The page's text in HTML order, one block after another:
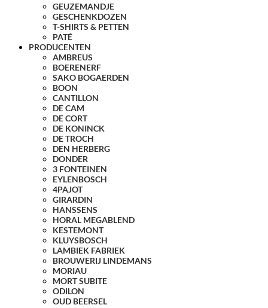
GEUZEMANDJE
GESCHENKDOZEN
T-SHIRTS & PETTEN
PATÉ
PRODUCENTEN
AMBREUS
BOERENERF
SAKO BOGAERDEN
BOON
CANTILLON
DE CAM
DE CORT
DE KONINCK
DE TROCH
DEN HERBERG
DONDER
3 FONTEINEN
EYLENBOSCH
4PAJOT
GIRARDIN
HANSSENS
HORAL MEGABLEND
KESTEMONT
KLUYSBOSCH
LAMBIEK FABRIEK
BROUWERIJ LINDEMANS
MORIAU
MORT SUBITE
ODILON
OUD BEERSEL